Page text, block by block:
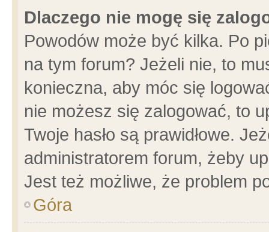
Dlaczego nie mogę się
Powodów może być kilka. Po
na tym forum? Jeżeli nie, to
konieczna, aby móc się
nie możesz się zalogować, to
Twoje hasło są prawidłowe.
administratorem forum, żeby
Jest też możliwe, że problem
Góra